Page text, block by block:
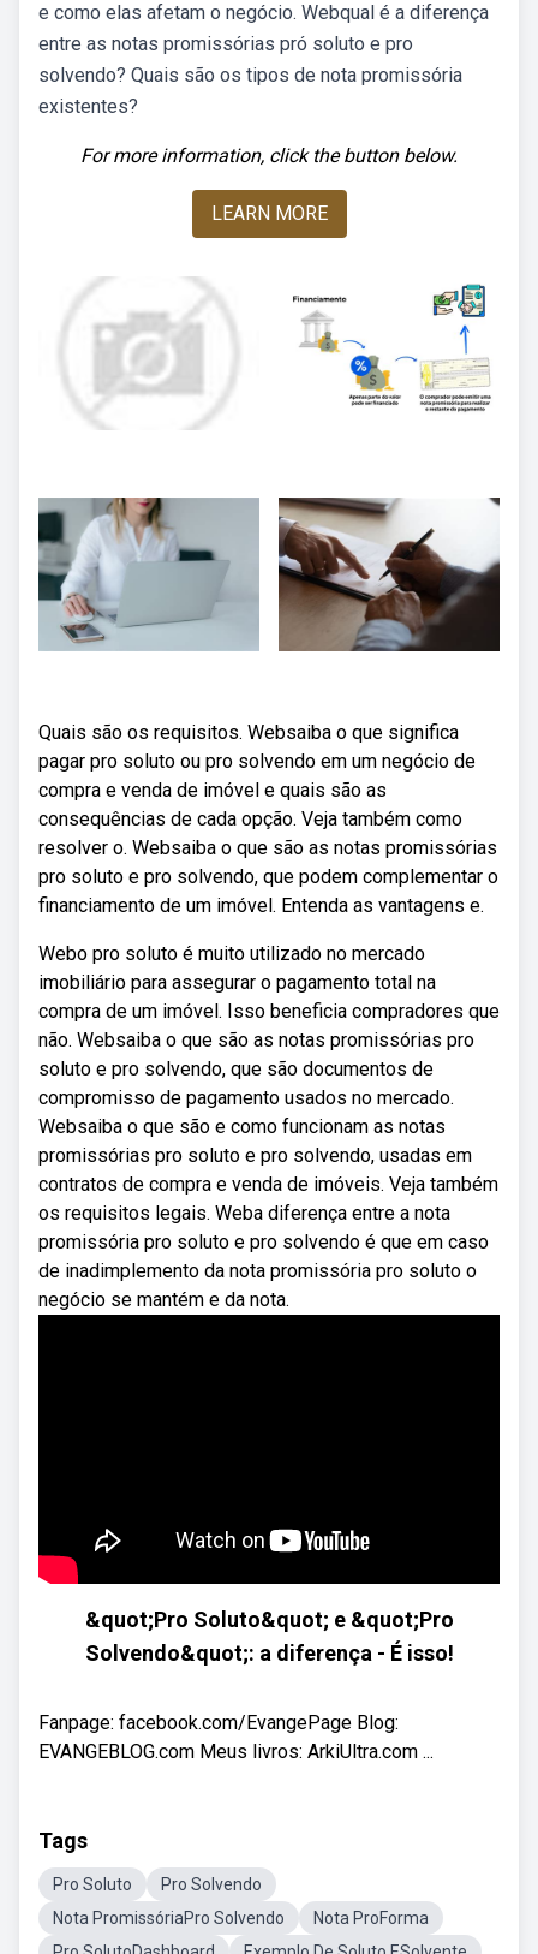
e como elas afetam o negócio. Webqual é a diferença
entre as notas promissórias pró soluto e pro
solvendo? Quais são os tipos de nota promissória
existentes?
For more information, click the button below.
LEARN MORE
Quais são os requisitos. Websaiba o que significa
pagar pro soluto ou pro solvendo em um negócio de
compra e venda de imóvel e quais são as
consequências de cada opção. Veja também como
resolver o. Websaiba o que são as notas promissórias
pro soluto e pro solvendo, que podem complementar o
financiamento de um imóvel. Entenda as vantagens e.
Webo pro soluto é muito utilizado no mercado
imobiliário para assegurar o pagamento total na
compra de um imóvel. Isso beneficia compradores que
não. Websaiba o que são as notas promissórias pro
soluto e pro solvendo, que são documentos de
compromisso de pagamento usados no mercado.
Websaiba o que são e como funcionam as notas
promissórias pro soluto e pro solvendo, usadas em
contratos de compra e venda de imóveis. Veja também
os requisitos legais. Weba diferença entre a nota
promissória pro soluto e pro solvendo é que em caso
de inadimplemento da nota promissória pro soluto o
negócio se mantém e da nota.
&quot;Pro Soluto&quot; e &quot;Pro
Solvendo&quot;: a diferença - É isso!
Fanpage: facebook.com/EvangePage Blog:
EVANGEBLOG.com Meus livros: ArkiUltra.com ...
Tags
Pro Soluto
Pro Solvendo
Nota PromissóriaPro Solvendo
Nota ProForma